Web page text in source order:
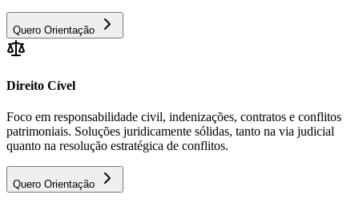
Quero Orientação
Direito Cível
Foco em responsabilidade civil, indenizações, contratos e conflitos
patrimoniais. Soluções juridicamente sólidas, tanto na via judicial
quanto na resolução estratégica de conflitos.
Quero Orientação